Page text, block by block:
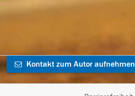
Kontakt zum Autor aufnehmen